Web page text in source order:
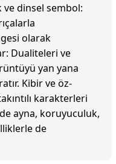
dinsel sembol:
olarak
Dualiteleri ve
yan yana
Kibir ve öz-
karakterleri
ayna, koruyuculuk,
de